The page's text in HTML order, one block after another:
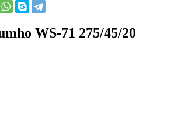
WS-71 275/45/20